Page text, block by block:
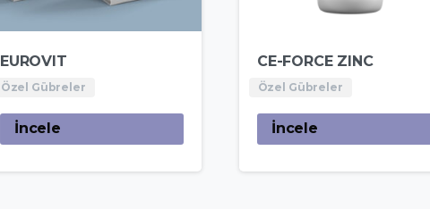
EUROVIT
Özel Gübreler
İncele
CE-FORCE ZINC
Özel Gübreler
İncele